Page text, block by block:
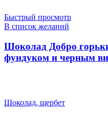
Быстрый просмотр
В список желаний
Шоколад Добро
фундуком и черным
Шоколад, щербет